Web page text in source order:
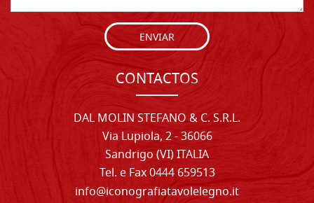
ENVIAR
CONTACTOS
DAL MOLIN STEFANO & C. S.R.L.
Via Lupiola, 2 - 36066
Sandrigo (VI) ITALIA
Tel. e Fax 0444 659513
info@iconografiatavolelegno.it